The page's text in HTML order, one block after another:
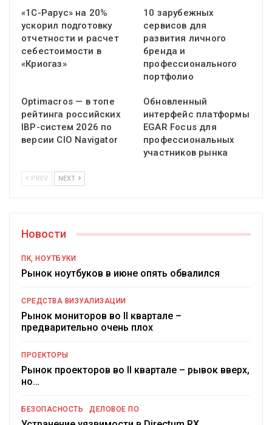
«1С-Рарус» на 20%
ускорил подготовку
отчетности и расчет
себестоимости в
«Криогаз»
10 зарубежных
сервисов для
развития личного
бренда и
профессионального
портфолио
Optimacros — в топе
рейтинга российских
IBP-систем 2026 по
версии CIO Navigator
Обновленный
интерфейс платформы
EGAR Focus для
профессиональных
участников рынка
PREV NEXT
Новости
ПК, НОУТБУКИ
Рынок ноутбуков в июне опять обвалился
СРЕДСТВА ВИЗУАЛИЗАЦИИ
Рынок мониторов во II квартале –
предварительно очень плох
ПРОЕКТОРЫ
Рынок проекторов во II квартале – рывок вверх,
но…
БЕЗОПАСНОСТЬ ДЕЛОВОЕ ПО